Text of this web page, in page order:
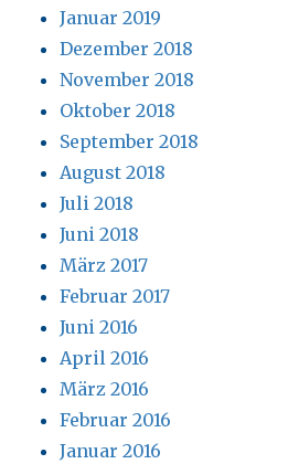
Januar 2019
Dezember 2018
November 2018
Oktober 2018
September 2018
August 2018
Juli 2018
Juni 2018
März 2017
Februar 2017
Juni 2016
April 2016
März 2016
Februar 2016
Januar 2016